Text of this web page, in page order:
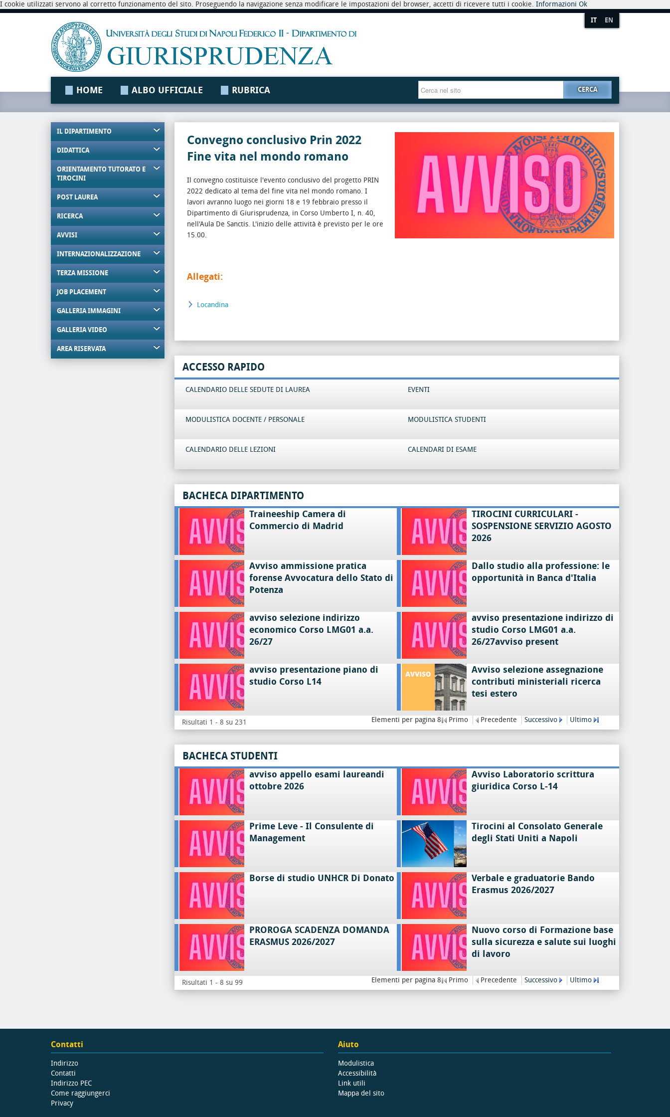
I cookie utilizzati servono al corretto funzionamento del sito. Proseguendo la navigazione senza modificare le impostazioni del browser, accetti di ricevere tutti i cookie. Informazioni Ok
IT EN
HOME ALBO UFFICIALE RUBRICA CERCA
IL DIPARTIMENTO
DIDATTICA
ORIENTAMENTO TUTORATO E
TIROCINI
POST LAUREA
RICERCA
AVVISI
INTERNAZIONALIZZAZIONE
TERZA MISSIONE
JOB PLACEMENT
GALLERIA IMMAGINI
GALLERIA VIDEO
AREA RISERVATA
Convegno conclusivo Prin 2022
Fine vita nel mondo romano
Il convegno costituisce l'evento conclusivo del progetto PRIN
2022 dedicato al tema del fine vita nel mondo romano. I
lavori avranno luogo nei giorni 18 e 19 febbraio presso il
Dipartimento di Giurisprudenza, in Corso Umberto I, n. 40,
nell'Aula De Sanctis. L'inizio delle attività è previsto per le ore
15.00.
Allegati:
Locandina
ACCESSO RAPIDO
CALENDARIO DELLE SEDUTE DI LAUREA EVENTI
MODULISTICA DOCENTE / PERSONALE MODULISTICA STUDENTI
CALENDARIO DELLE LEZIONI CALENDARI DI ESAME
BACHECA DIPARTIMENTO
Traineeship Camera di
Commercio di Madrid
TIROCINI CURRICULARI -
SOSPENSIONE SERVIZIO AGOSTO
2026
Avviso ammissione pratica
forense Avvocatura dello Stato di
Potenza
Dallo studio alla professione: le
opportunità in Banca d'Italia
avviso selezione indirizzo
economico Corso LMG01 a.a.
26/27
avviso presentazione indirizzo di
studio Corso LMG01 a.a.
26/27avviso present
avviso presentazione piano di
studio Corso L14
Avviso selezione assegnazione
contributi ministeriali ricerca
tesi estero
Risultati 1 - 8 su 231 Elementi per pagina 8 Primo Precedente Successivo Ultimo
BACHECA STUDENTI
avviso appello esami laureandi
ottobre 2026
Avviso Laboratorio scrittura
giuridica Corso L-14
Prime Leve - Il Consulente di
Management
Tirocini al Consolato Generale
degli Stati Uniti a Napoli
Borse di studio UNHCR Di Donato
Verbale e graduatorie Bando
Erasmus 2026/2027
PROROGA SCADENZA DOMANDA
ERASMUS 2026/2027
Nuovo corso di Formazione base
sulla sicurezza e salute sui luoghi
di lavoro
Risultati 1 - 8 su 99 Elementi per pagina 8 Primo Precedente Successivo Ultimo
Contatti
Indirizzo
Contatti
Indirizzo PEC
Come raggiungerci
Privacy
Aiuto
Modulistica
Accessibilità
Link utili
Mappa del sito